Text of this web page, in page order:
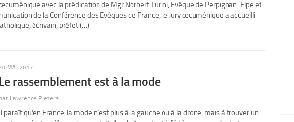
avec la prédication de Mgr Norbert Turini, Evêque de Perpignan-Elpe et
de la Conférence des Evêques de France, le Jury œcuménique a accueilli
écrivain, préfet (…)
MAI 2017
Le rassemblement est à la mode
par Lawrence Pieters
Il paraît qu’en France, la mode n’est plus à la gauche ou à la droite, mais à trouver un